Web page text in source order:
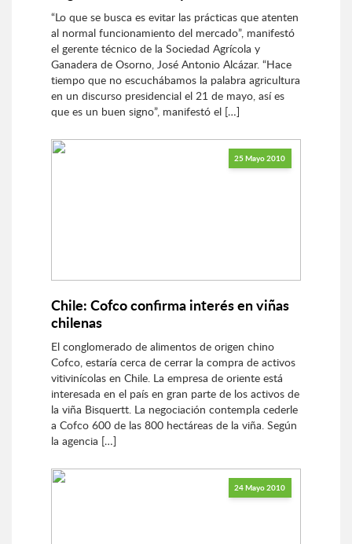
“Lo que se busca es evitar las prácticas que atenten
al normal funcionamiento del mercado”, manifestó
el gerente técnico de la Sociedad Agrícola y
Ganadera de Osorno, José Antonio Alcázar. “Hace
tiempo que no escuchábamos la palabra agricultura
en un discurso presidencial el 21 de mayo, así es
que es un buen signo”, manifestó el […]
25 Mayo 2010
Chile: Cofco confirma interés en viñas
chilenas
El conglomerado de alimentos de origen chino
Cofco, estaría cerca de cerrar la compra de activos
vitivinícolas en Chile. La empresa de oriente está
interesada en el país en gran parte de los activos de
la viña Bisquertt. La negociación contempla cederle
a Cofco 600 de las 800 hectáreas de la viña. Según
la agencia […]
24 Mayo 2010